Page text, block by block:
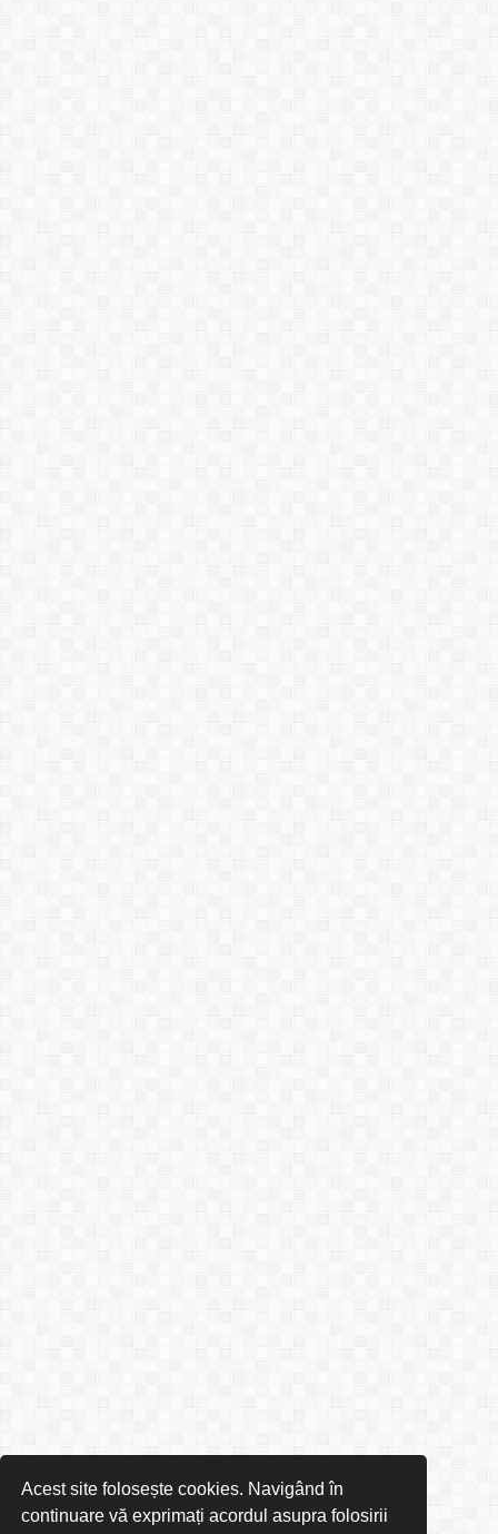
Acest site folosește cookies. Navigând în
continuare vă exprimați acordul asupra folosirii